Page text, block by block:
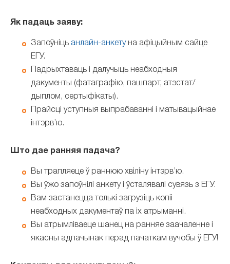
Як падаць заяву:
Запоўніць анлайн-анкетуна афіцыйным сайце
ЕГУ.
Падрыхтаваць і далучыць неабходныя
дакументы (фатаграфію, пашпарт, атэстат/
дыплом, сертыфікаты).
Прайсці уступныя выпрабаванні і матывацыйнае
інтэрв’ю.
Што дае ранняя падача?
Вы трапляеце ў раннюю хвіліну інтэрв’ю.
Вы ўжо запоўнілі анкету і ўсталявалі сувязь з ЕГУ.
Вам застанецца толькі загрузіць копіі
неабходных дакументаў па іх атрыманні.
Вы атрымліваеце шанец на ранняе заачаленне і
якасны адпачынак перад пачаткам вучобы ў ЕГУ!